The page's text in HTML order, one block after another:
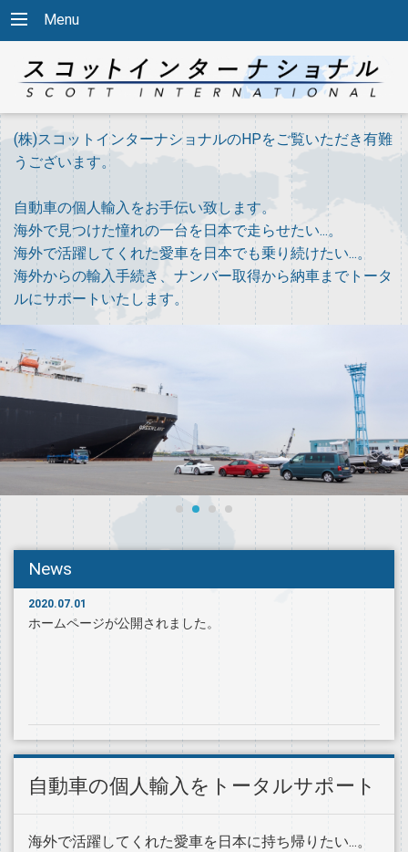
Menu
(株)スコットインターナショナルのHPをご覧いただき有難
うございます。
自動車の個人輸入をお手伝い致します。
海外で見つけた憧れの一台を日本で走らせたい...。
海外で活躍してくれた愛車を日本でも乗り続けたい...。
海外からの輸入手続き、ナンバー取得から納車までトータ
ルにサポートいたします。
News
2020.07.01
ホームページが公開されました。
自動車の個人輸入をトータルサポート
海外で活躍してくれた愛車を日本に持ち帰りたい...。